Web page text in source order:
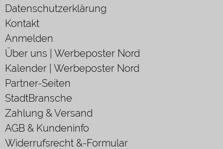
Datenschutzerklärung
Kontakt
Anmelden
Über uns | Werbeposter Nord
Kalender | Werbeposter Nord
Partner-Seiten
StadtBransche
Zahlung & Versand
AGB & Kundeninfo
Widerrufsrecht &-Formular